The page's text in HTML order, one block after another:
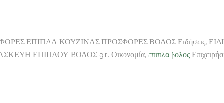
ΕΠΙΠΛΑ ΚΟΥΖΙΝΑΣ ΠΡΟΣΦΟΡΕΣ ΒΟΛΟΣ Ειδήσεις,
ΕΠΙΠΛΟΥ ΒΟΛΟΣ gr. Οικονομία, επιπλα βολος